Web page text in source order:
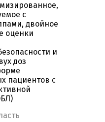
с
двойное
оценки
и
доз
пациентов с